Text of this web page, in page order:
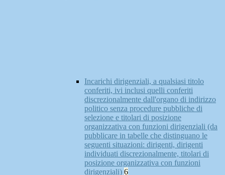
Incarichi dirigenziali, a qualsiasi titolo
conferiti, ivi inclusi quelli conferiti
discrezionalmente dall'organo di indirizzo
politico senza procedure pubbliche di
selezione e titolari di posizione
organizzativa con funzioni dirigenziali (da
pubblicare in tabelle che distinguano le
seguenti situazioni: dirigenti, dirigenti
individuati discrezionalmente, titolari di
posizione organizzativa con funzioni
dirigenziali) 6